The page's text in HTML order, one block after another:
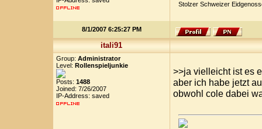
Stolzer Schweizer
8/1/2007 6:25:27 PM
itali91
Group: Administrator
Level: Rollenspieljunkie
Posts: 1488
Joined: 7/26/2007
IP-Address: saved
>>ja vielleicht ist es
aber ich habe jetzt
obwohl cole dabei